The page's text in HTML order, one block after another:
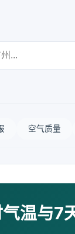
空气质量
温与7